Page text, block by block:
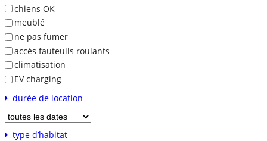
chiens OK
meublé
ne pas fumer
accès fauteuils roulants
climatisation
EV charging
durée de location
type d’habitat